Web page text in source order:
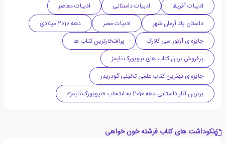
ادبیات آفریقا
ادبیات داستانی
ادبیات معاصر
داستان پاد آرمان شهر
ادبیات مصر
دهه 2010 میلادی
جایزه ی آرتور سی کلارک
پرافتخارترین کتاب ها
پرفروش ترین کتاب های نیویورک تایمز
جایزه ی بهترین کتاب علمی تخیلی گودریدز
برترین آثار داستانی دهه 2010 به انتخاب «نیویورک تایمز»
نکوداشت های کتاب فرشته خون خواهی